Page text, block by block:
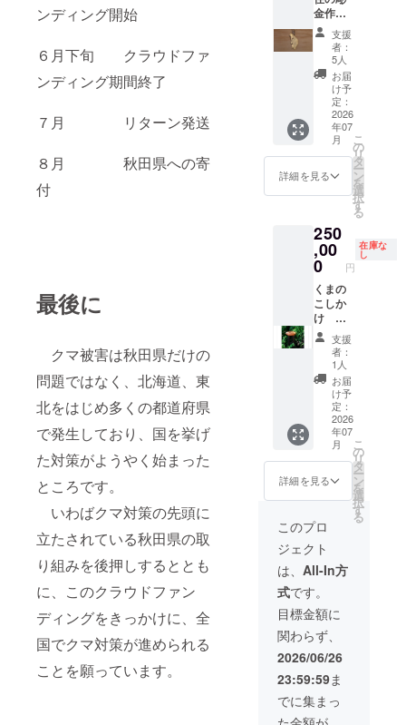
ンディング開始
６月下旬 クラウドファ
ンディング期間終了
７月 リターン発送
８月 秋田県への寄
付
最後に
クマ被害は秋田県だけの
問題ではなく、北海道、東
北をはじめ多くの都道府県
で発生しており、国を挙げ
た対策がようやく始まった
ところです。
いわばクマ対策の先頭に
立たされている秋田県の取
り組みを後押しするととも
に、このクラウドファン
ディングをきっかけに、全
国でクマ対策が進められる
ことを願っています。
線細工
の特徴
的な細
工の一
つであ
る「唐
草模
様」の
銀線 を
熊の爪
の形に
沿って
で生き
ている
熊が森
の中で
植物を
かき分
けなが
らどっ
しりと
歩きな
がら前
に進ん
でい
る...。そ
んなイ
メージ
を作品
の中に
たと思
いま
す。 さ
まざま
な場所
で魔除
け、お
守りと
して身
に纏っ
ていた
だけれ
ば幸い
です。
呼んで
製品開
発 して
いたか
らで
す。ス
マホや
お財布
など
ちょっ
とした
小 物を
のに適
したサ
イズ感
です。
紐の 長
さは自
由に変
えられ
るの
で、体
型や好
みに合
わせて
お 使い
いただ
けま
す。ご
希望の
ださ
い。 サ
イズ: 幅
13cm、
縦
22cm、
厚み
3.5~4c
m
「ITAZ
LEATH
ER」シ
リー
ズ。
金作
家、河
西 緑 さ
んによ
る、ク
マの
キーリ
ング
（キー
ホル
ダー）
。 真鍮
製の、
磨き仕
立ち上
がって
吠える
クマで
す。
支援
者：
5人
お届
け予
定：
2026
年07
月
詳細を見る
こ
の
リ
タ
ー
ン
を
選
択
す
る
250
,00
0 円
在庫な
し
くまの
こしか
け 世
界に一
つだけ
のス
ツール
座面に
熊革を
張った
スツー
ル（丸
椅子）
です。
秋田の
椅子職
人と共
同開発
した作
品。世
界に一
つだけ
のス
ツール
です。
高さ：
48cm
幅：29
セン
チ 座
支援
者：
1人
お届
け予
定：
2026
年07
月
詳細を見る
こ
の
リ
タ
ー
ン
を
選
択
す
る
このプロ
ジェクト
は、 All-In方
式です。
目標金額に
関わらず、
2026/06/26
23:59:59ま
でに集まっ